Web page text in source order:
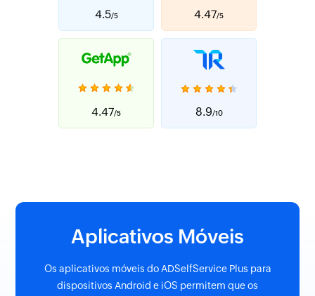
4.5/5 4.47/5
4.47/5 8.9/10
Aplicativos Móveis
Os aplicativos móveis do ADSelfService Plus para
dispositivos Android e iOS permitem que os